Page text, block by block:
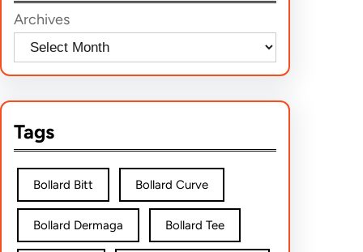
h
Archives
Tags
Bollard Bitt Bollard Curve
Bollard Dermaga Bollard Tee